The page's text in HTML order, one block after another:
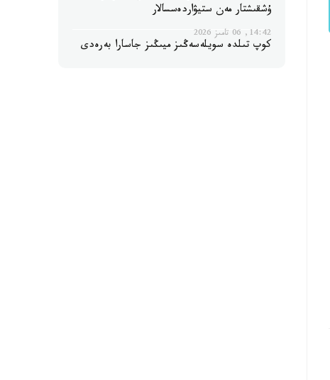
ۇشقىشتار مەن ستيۋاردەسسالار
14:42, 06 تامىز 2026
كوپ تىلدە سويلەسەڭىز ميىڭىز جاسارا بەرەدى